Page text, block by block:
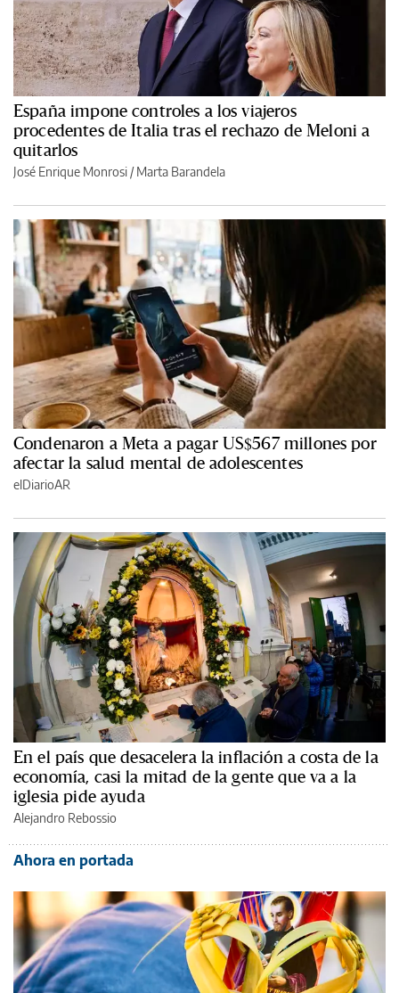
España impone controles a los viajeros
procedentes de Italia tras el rechazo de Meloni a
quitarlos
José Enrique Monrosi / Marta Barandela
Condenaron a Meta a pagar US$567 millones por
afectar la salud mental de adolescentes
elDiarioAR
En el país que desacelera la inflación a costa de la
economía, casi la mitad de la gente que va a la
iglesia pide ayuda
Alejandro Rebossio
Ahora en portada